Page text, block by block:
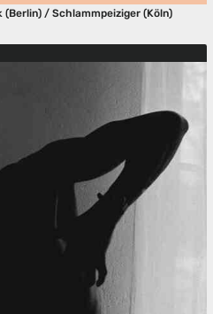
(Berlin) / Schlammpeiziger (Köln)